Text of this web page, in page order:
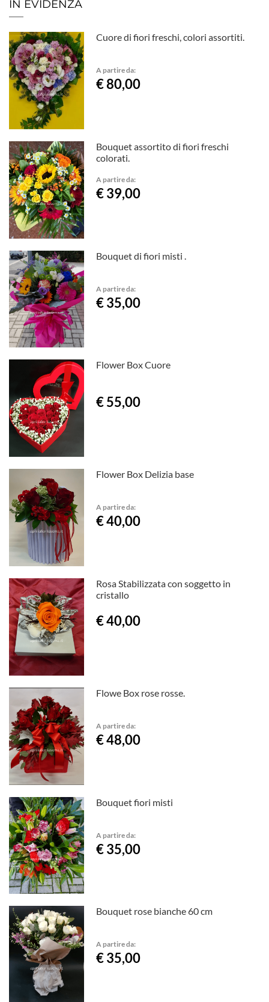
IN EVIDENZA
Cuore di fiori freschi, colori assortiti.
A partire da:
€ 80,00
Bouquet assortito di fiori freschi
colorati.
A partire da:
€ 39,00
Bouquet di fiori misti .
A partire da:
€ 35,00
Flower Box Cuore
€ 55,00
Flower Box Delizia base
A partire da:
€ 40,00
Rosa Stabilizzata con soggetto in
cristallo
€ 40,00
Flowe Box rose rosse.
A partire da:
€ 48,00
Bouquet fiori misti
A partire da:
€ 35,00
Bouquet rose bianche 60 cm
A partire da:
€ 35,00